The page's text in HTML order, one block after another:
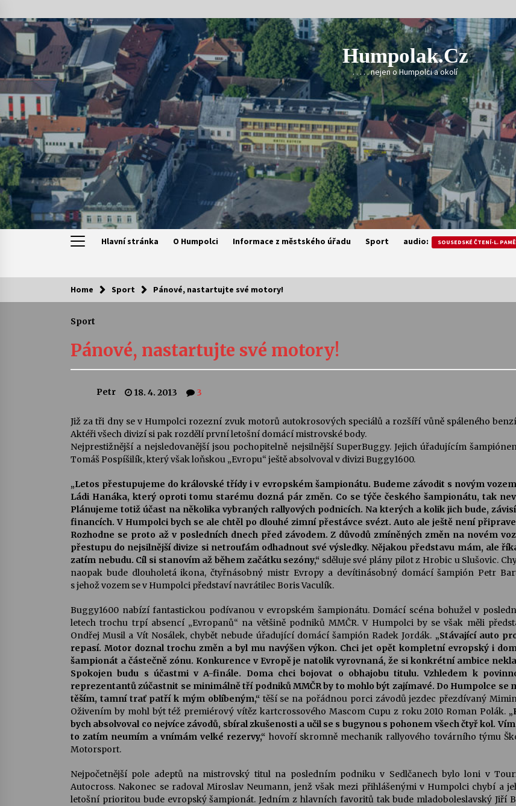
to
content
Humpolak.cz
. . . . . nejen o Humpolci a okolí
Hlavní stránka O Humpolci Informace z městského úřadu Sport audio: SOUSEDSKÉ ČTENÍ-L.
Kam za kulturou?
Camerata a Sukuba Ensemble
4. 8. 2026
Pozvánka na integrační festival
Quijotova šedesátka: 28. 7.–1. 8.
28. 7. 2026
Letní koncerty ve Stromovce: Rufus
Miller
Vysočinka
17. 7. 2026
Za kulturou kousek za Humpolec. V
Želivě ožije odkaz Josefa Čapka
13. 7. 2026
Varhanní recitál Michala Novenka v
Klášteře Želiv
3. 7. 2026
Home Sport Pánové, nastartujte své motory!
Sport
Pánové, nastartujte své motory!
Petr 18. 4. 2013 3
Již za tři dny se v Humpolci rozezní zvuk motorů autokrosových speciálů a rozšíří vůně spáleného
Aktéři všech divizí si pak rozdělí první letošní domácí mistrovské body.
Nejprestižnější a nejsledovanější jsou pochopitelně nejsilnější SuperBuggy. Jejich úřadujícím
Tomáš Pospíšilík, který však loňskou „Evropu“ ještě absolvoval v divizi Buggy1600.
„Letos přestupujeme do královské třídy i v evropském šampionátu. Budeme závodit s novým
Ládi Hanáka, který oproti tomu starému dozná pár změn. Co se týče českého šampionátu, tak
Plánujeme totiž účast na několika vybraných rallyových podnicích. Na kterých a kolik jich bude,
financích. V Humpolci bych se ale chtěl po dlouhé zimní přestávce svézt. Auto ale ještě není
Rozhodne se proto až v posledních dnech před závodem. Z důvodů zmíněných změn na novém
přestupu do nejsilnější divize si netroufám odhadnout své výsledky. Nějakou představu mám, ale
zatím nebudu. Cíl si stanovím až během začátku sezóny,“ sděluje své plány pilot z Hrobic u Slušovic.
naopak bude dlouholetá ikona, čtyřnásobný mistr Evropy a devítinásobný domácí šampión Petr
s jehož vozem se v Humpolci představí navrátilec Boris Vaculík.
Buggy1600 nabízí fantastickou podívanou v evropském šampionátu. Domácí scéna bohužel v
letech trochu trpí absencí „Evropanů“ na většině podniků MMČR. V Humpolci by se však měli
Ondřej Musil a Vít Nosálek, chybět nebude úřadující domácí šampión Radek Jordák. „Stávající auto
repasí. Motor doznal trochu změn a byl mu navýšen výkon. Chci jet opět kompletní evropský i
šampionát a částečně zónu. Konkurence v Evropě je natolik vyrovnaná, že si konkrétní ambice
Spokojen budu s účastmi v A-finále. Doma chci bojovat o obhajobu titulu. Vzhledem k
reprezentantů zúčastnit se minimálně tří podniků MMČR by to mohlo být zajímavé. Do Humpolce se
těším, tamní trať patří k mým oblíbeným,“těší se na pořádnou porci závodů jezdec přezdívaný
Oživením by mohl být též premiérový vítěz kartcrossového Mascom Cupu z roku 2010 Roman Polák.
bych absolvoval co nejvíce závodů, sbíral zkušenosti a učil se s bugynou s pohonem všech čtyř kol.
to zatím neumím a vnímám velké rezervy,“ hovoří skromně mechanik rallyového továrního týmu
Motorsport.
Nejpočetnější pole adeptů na mistrovský titul na posledním podniku v Sedlčanech bylo loni v
Autocross. Nakonec se radoval Miroslav Neumann, jenž však mezi přihlášenými v Humpolci chybí a
letošní prioritou bude evropský šampionát. Jedním z hlavních favoritů tak bude mladoboleslavský Jiří